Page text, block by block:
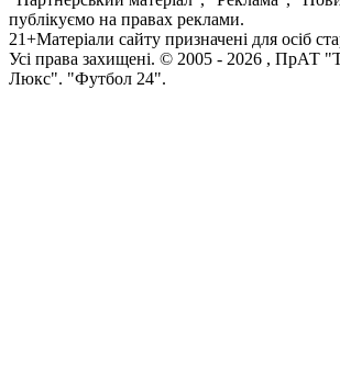
публікуємо на правах реклами.
21+Матеріали сайту призначені для осіб
Усi права захищенi. © 2005 - 2026 , ПрАТ
Люкс". "Футбол 24".